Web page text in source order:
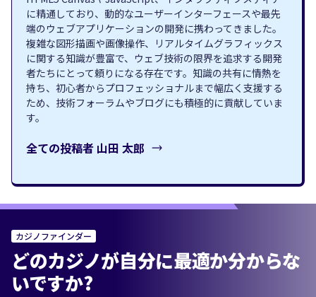
に精通しており、動的なユーザーインターフェースや最先
端のウェブアプリケーションの開発に携わってきました。
複雑な図形描画や画像操作、リアルタイムグラフィックス
に関する知識が豊富で、ウェブ技術の限界を追求する開発
者たちにとって頼りになる存在です。知識の共有に情熱を
持ち、初心者からプロフェッショナルまで幅広く支援する
ため、技術フォーラムやブログにも積極的に貢献していま
す。
全ての投稿者 山田 太郎
カジノファインダー
どのカジノが自分に最適か分からな
いですか?